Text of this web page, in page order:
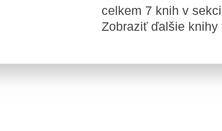
celkem 7 knih v
Zobraziť ďalšie